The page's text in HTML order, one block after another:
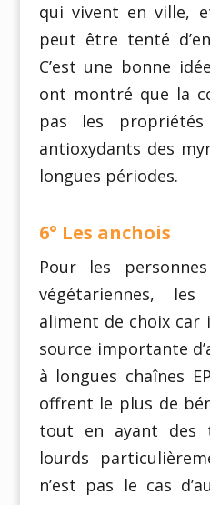
qui vivent en ville,
peut être tenté
C’est une bonne
ont montré que la
pas les
antioxydants des
longues périodes.
6° Les anchois
Pour les
végétariennes,
aliment de choix car
source importante
à longues chaînes
offrent le plus de
tout en ayant des
lourds
n’est pas le cas